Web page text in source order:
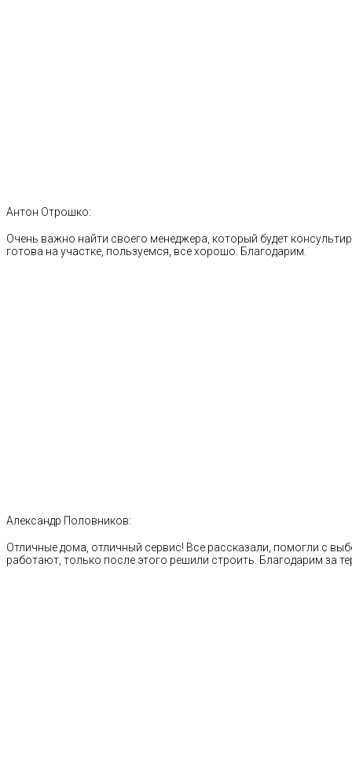
Антон Отрошко:
Очень важно найти своего менеджера, который будет
готова на участке, пользуемся, все хорошо. Благодарим.
Александр Половников:
Отличные дома, отличный сервис! Все рассказали, помогли с
работают, только после этого решили строить. Благодарим за